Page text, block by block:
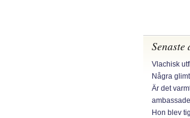
Vlachisk
Några
Är det
Hon blev